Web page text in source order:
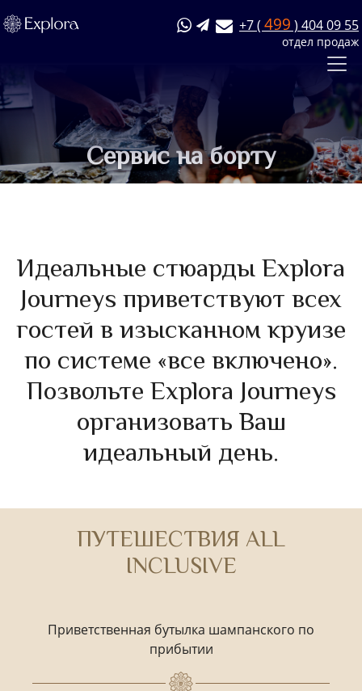
+7 ( 499 ) 404 09 55
отдел продаж
Сервис на борту
Идеальные стюарды Explora
Journeys приветствуют всех
гостей в изысканном круизе
по системе «все включено».
Позвольте Explora Journeys
организовать Ваш
идеальный день.
ПУТЕШЕСТВИЯ ALL
INCLUSIVE
Приветственная бутылка шампанского по
прибытии